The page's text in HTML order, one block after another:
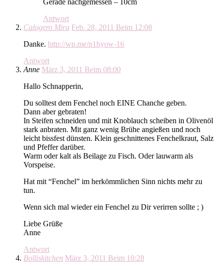
Gerade nachgemessen – 10cm
Antwort
Calogero Mira Feb. 28, 2011 Beim 12:08
Danke. http://wp.me/p1hyow-16
Antwort
Anne März 3, 2011 Beim 08:00
Hallo Schnapperin,
Du solltest dem Fenchel noch EINE Chanche geben.
Dann aber gebraten!
In Steifen schneiden und mit Knoblauch scheiben in Olivenöl
stark anbraten. Mit ganz wenig Brühe angießen und noch
leicht bissfest dünsten. Klein geschnittenes Fenchelkraut, Salz
und Pfeffer darüber.
Warm oder kalt als Beilage zu Fisch. Oder lauwarm als
Vorspeise.
Hat mit “Fenchel” im herkömmlichen Sinn nichts mehr zu
tun.
Wenn sich mal wieder ein Fenchel zu Dir verirren sollte ; )
Liebe Grüße
Anne
Antwort
Bolliskitchen März 3, 2011 Beim 10:28